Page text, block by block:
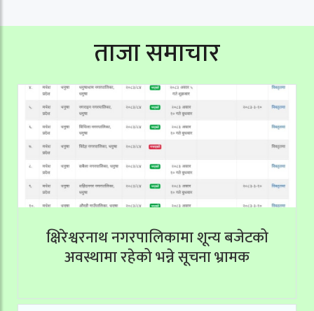
ताजा समाचार
क्षिरेश्वरनाथ नगरपालिकामा शून्य बजेटको
अवस्थामा रहेको भन्ने सूचना भ्रामक